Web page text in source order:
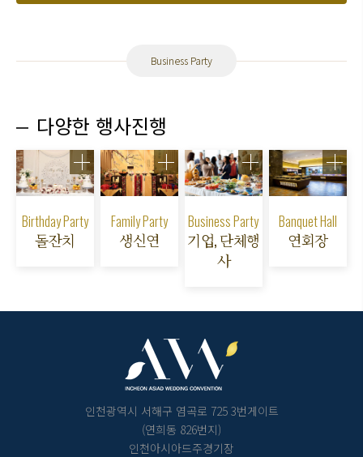
Business Party
다양한 행사진행
Birthday Party
돌잔치
Family Party
생신연
Business Party
기업, 단체행
사
Banquet Hall
연회장
인천광역시 서해구 염곡로 725 3번게이트
(연희동 826번지)
인천아시아드주경기장